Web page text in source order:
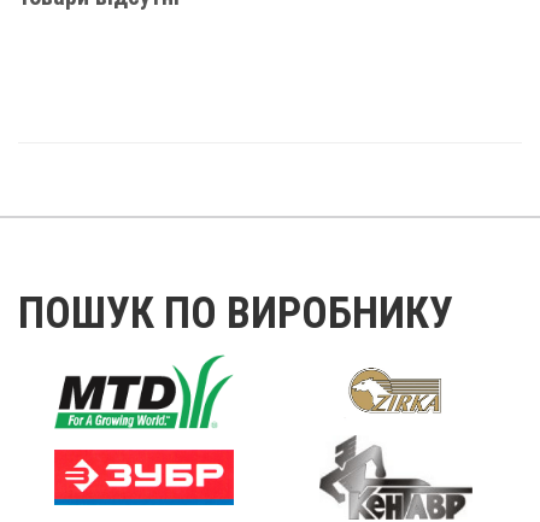
ПОШУК ПО ВИРОБНИКУ